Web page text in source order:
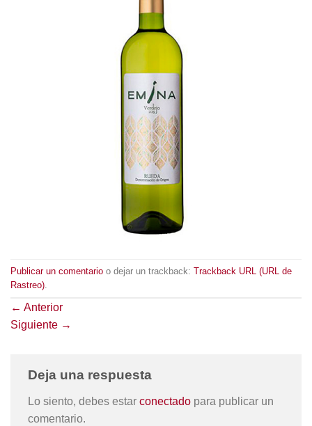
Publicar un comentario o dejar un trackback: Trackback URL (URL de
Rastreo)
← Anterior
Siguiente →
Deja una respuesta
Lo siento, debes estar conectado para publicar un
comentario.